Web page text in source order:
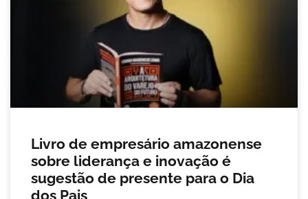
Livro de empresário amazonense
sobre liderança e inovação é
sugestão de presente para o Dia
dos Pais